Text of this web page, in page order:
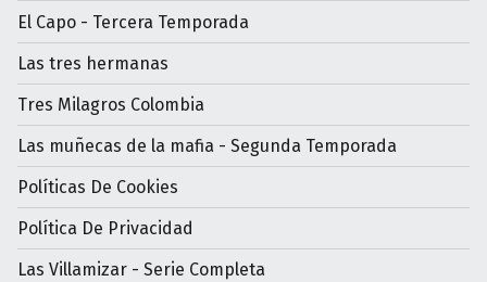
El Capo - Tercera Temporada
Las tres hermanas
Tres Milagros Colombia
Las muñecas de la mafia - Segunda Temporada
Políticas De Cookies
Política De Privacidad
Las Villamizar - Serie Completa